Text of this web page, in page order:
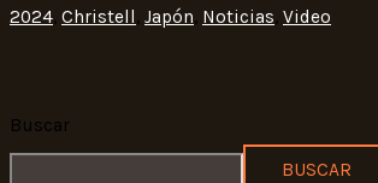
2024, Christell , Japón, Noticias, Video
Buscar
BUSCAR